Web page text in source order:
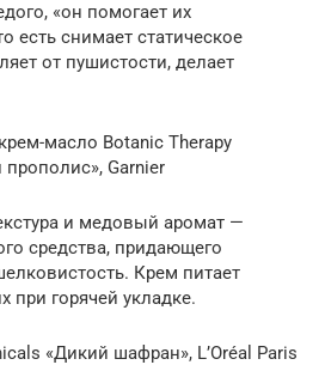
«он помогает их
есть снимает статическое
от пушистости, делает
масло Botanic Therapy
Garnier
и медовый аромат —
средства, придающего
Крем питает
горячей укладке.
«Дикий шафран», L’Oréal Paris